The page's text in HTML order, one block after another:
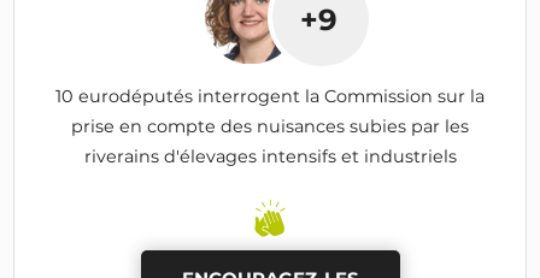
+9
10 eurodéputés interrogent la Commission sur la
prise en compte des nuisances subies par les
riverains d'élevages intensifs et industriels